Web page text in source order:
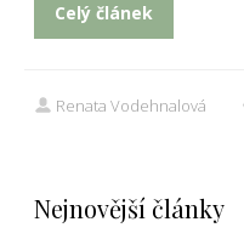
Celý článek
Renata Vodehnalová
Nejnovější články